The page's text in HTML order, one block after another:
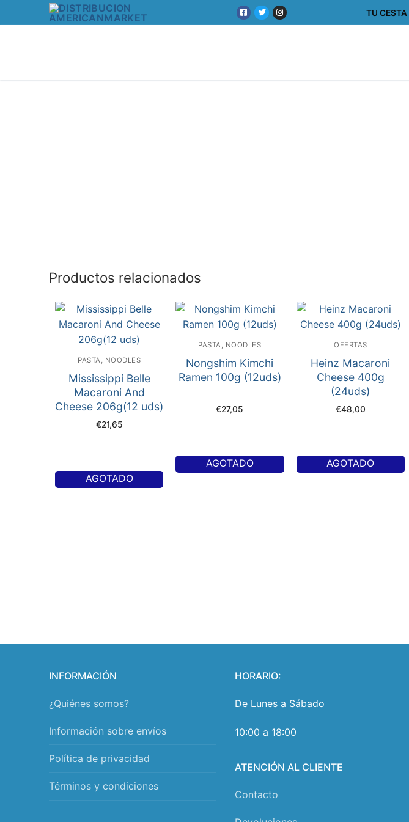
TU CESTA
Productos relacionados
PASTA, NOODLES
Mississippi Belle
Macaroni And
Cheese 206g(12 uds)
€21,65
AGOTADO
PASTA, NOODLES
Nongshim Kimchi
Ramen 100g (12uds)
€27,05
AGOTADO
OFERTAS
Heinz Macaroni
Cheese 400g
(24uds)
€48,00
AGOTADO
INFORMACIÓN
¿Quiénes somos?
Información sobre envíos
Política de privacidad
Términos y condiciones
HORARIO:
De Lunes a Sábado
10:00 a 18:00
ATENCIÓN AL CLIENTE
Contacto